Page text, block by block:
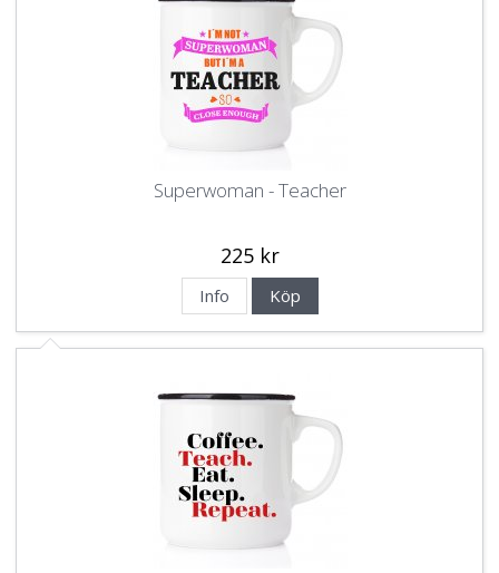
Superwoman - Teacher
225 kr
Info Köp